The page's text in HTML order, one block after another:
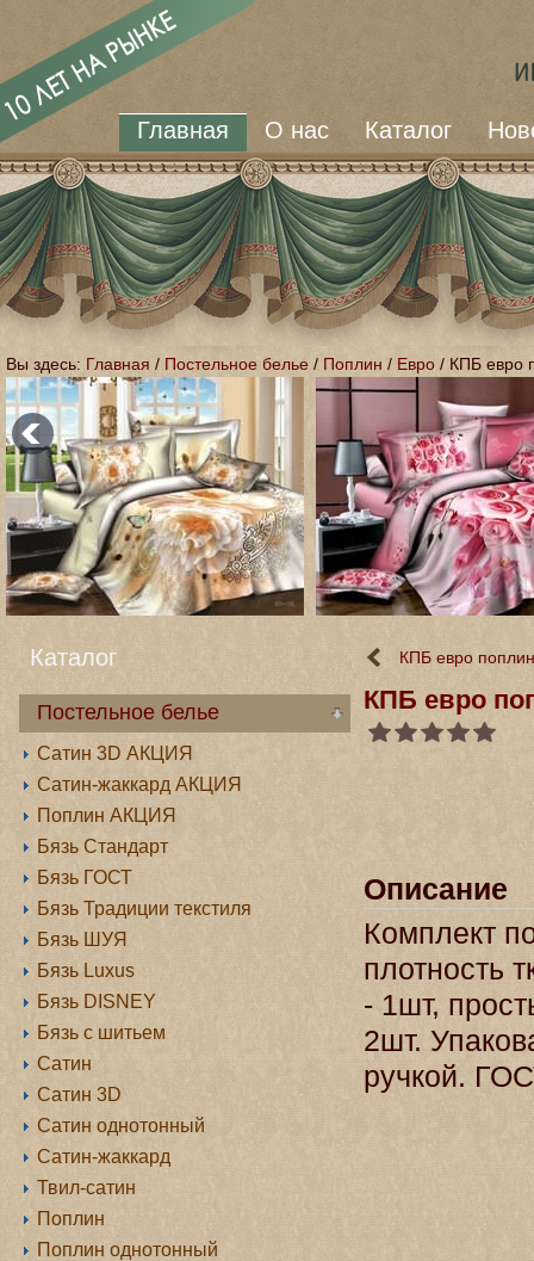
Главная О нас Каталог
Вы здесь: Главная / Постельное белье / Поплин / Евро / КПБ евро
КПБ евро
КПБ евро
Описание
Комплект
плотность
- 1шт,
2шт.
ручкой.
Каталог
Постельное белье
Сатин 3D АКЦИЯ
Сатин-жаккард АКЦИЯ
Поплин АКЦИЯ
Бязь Стандарт
Бязь ГОСТ
Бязь Традиции текстиля
Бязь ШУЯ
Бязь Luxus
Бязь DISNEY
Бязь с шитьем
Сатин
Сатин 3D
Сатин однотонный
Сатин-жаккард
Твил-сатин
Поплин
Поплин однотонный